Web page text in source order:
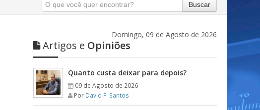
Buscar
Domingo, 09 de Agosto de 2026
Artigos e Opiniões
Quanto custa deixar para depois?
09 de Agosto de 2026
Por David F. Santos